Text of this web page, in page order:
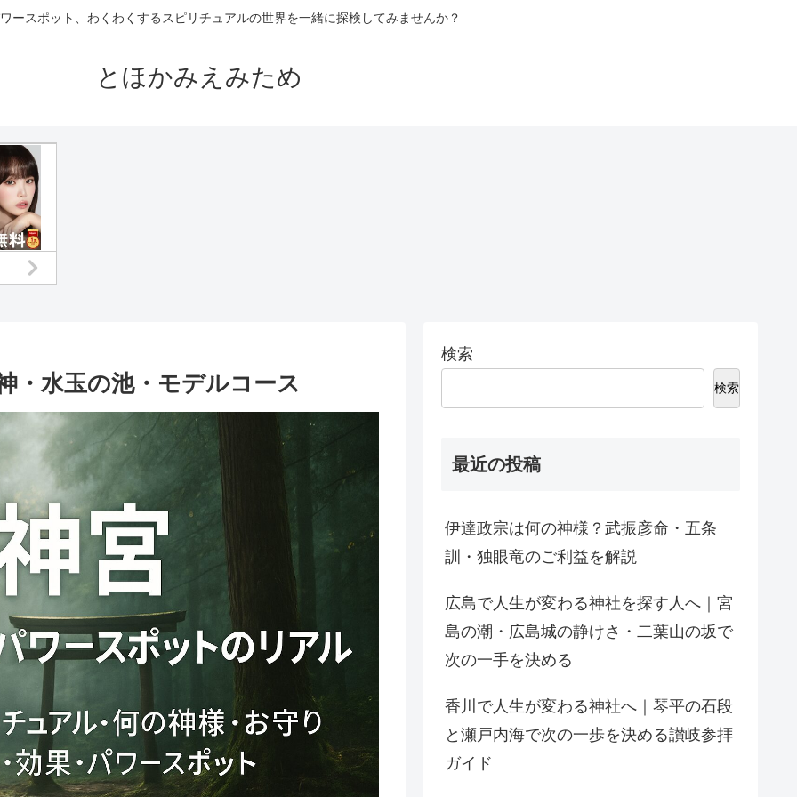
ースポット、わくわくするスピリチュアルの世界を一緒に探検してみませんか？
とほかみえみため
・水玉の池・モデルコース
検索
検索
最近の投稿
伊達政宗は何の神様？武振彦命・五条
訓・独眼竜のご利益を解説
広島で人生が変わる神社を探す人へ｜宮
島の潮・広島城の静けさ・二葉山の坂で
次の一手を決める
香川で人生が変わる神社へ｜琴平の石段
と瀬戸内海で次の一歩を決める讃岐参拝
ガイド